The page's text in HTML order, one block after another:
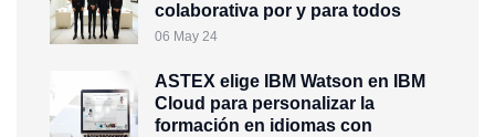
colaborativa por y para todos
06 May 24
ASTEX elige IBM Watson en IBM
Cloud para personalizar la
formación en idiomas con